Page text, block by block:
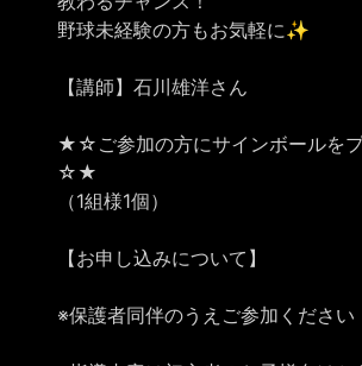
野球未経験の方もお気軽に✨
【講師】石川雄洋さん
★☆ご参加の方にサインボールを
☆★
（1組様1個）
【お申し込みについて】
※保護者同伴のうえご参加ください